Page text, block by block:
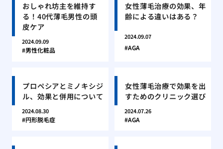
おしゃれ坊主を維持す
る！40代薄毛男性の頭
皮ケア
2024.09.09
男性化粧品
女性薄毛治療の効果、年
齢による違いはある？
2024.09.07
AGA
プロペシアとミノキシジ
ル、効果と併用について
2024.08.30
円形脱毛症
女性薄毛治療で効果を出
すためのクリニック選び
2024.07.26
AGA